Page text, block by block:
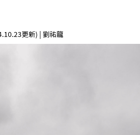
更新) | 劉祐龍